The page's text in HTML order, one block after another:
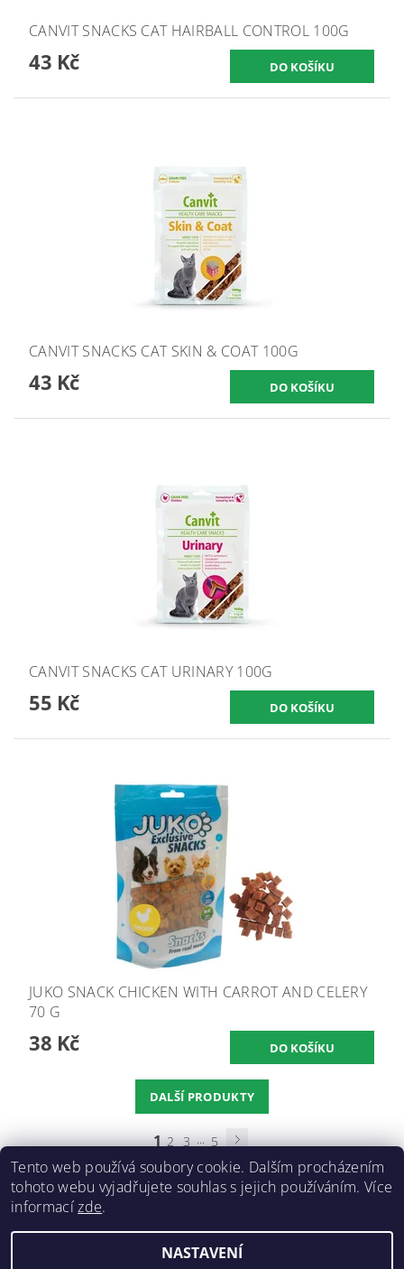
CANVIT SNACKS CAT HAIRBALL CONTROL 100G
43 Kč
CANVIT SNACKS CAT SKIN & COAT 100G
43 Kč
CANVIT SNACKS CAT URINARY 100G
55 Kč
JUKO SNACK CHICKEN WITH CARROT AND CELERY
70 G
38 Kč
DALŠÍ PRODUKTY
1 2 3 ... 5
Doprava a platba
Tento web používá soubory cookie. Dalším procházením
tohoto webu vyjadřujete souhlas s jejich používáním. Více
informacízde.
NASTAVENÍ